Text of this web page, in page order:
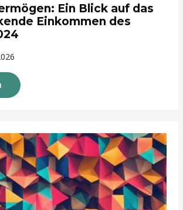
Ein Blick auf das
Einkommen des